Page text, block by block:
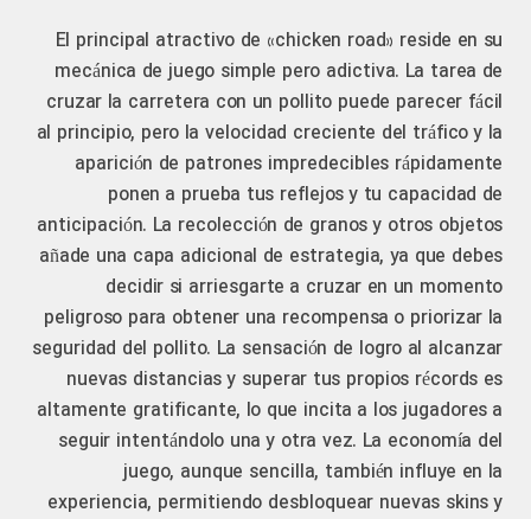
El principal atractivo de «chicken road» reside en su
mecánica de juego simple pero adictiva. La tarea de
cruzar la carretera con un pollito puede parecer fácil
al principio, pero la velocidad creciente del tráfico y la
aparición de patrones impredecibles rápidamente
ponen a prueba tus reflejos y tu capacidad de
anticipación. La recolección de granos y otros objetos
añade una capa adicional de estrategia, ya que debes
decidir si arriesgarte a cruzar en un momento
peligroso para obtener una recompensa o priorizar la
seguridad del pollito. La sensación de logro al alcanzar
nuevas distancias y superar tus propios récords es
altamente gratificante, lo que incita a los jugadores a
seguir intentándolo una y otra vez. La economía del
juego, aunque sencilla, también influye en la
experiencia, permitiendo desbloquear nuevas skins y